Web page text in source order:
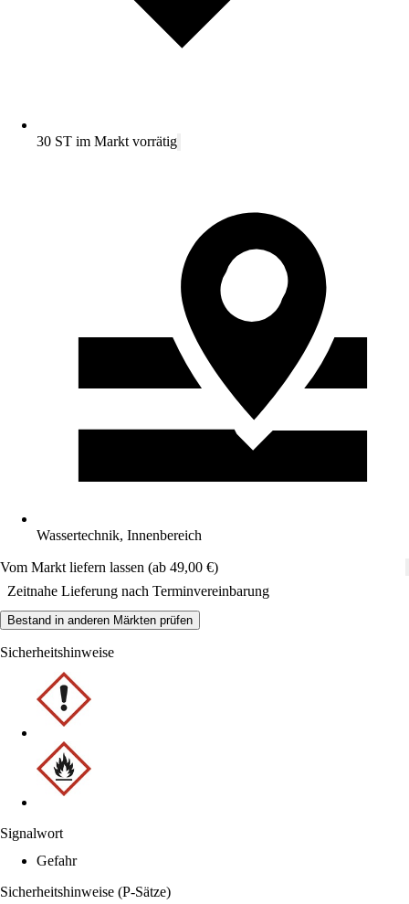
30 ST im Markt vorrätig
Wassertechnik, Innenbereich
Vom Markt liefern lassen (ab 49,00 €)
Zeitnahe Lieferung nach Terminvereinbarung
Bestand in anderen Märkten prüfen
Sicherheitshinweise
Signalwort
Gefahr
Sicherheitshinweise (P-Sätze)